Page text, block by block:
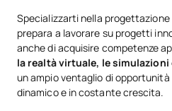
Specializzarti nella
prepara a lavorare su progetti
anche di acquisire competenze
la realtà virtuale, le
un ampio ventaglio di
dinamico e in costante crescita.